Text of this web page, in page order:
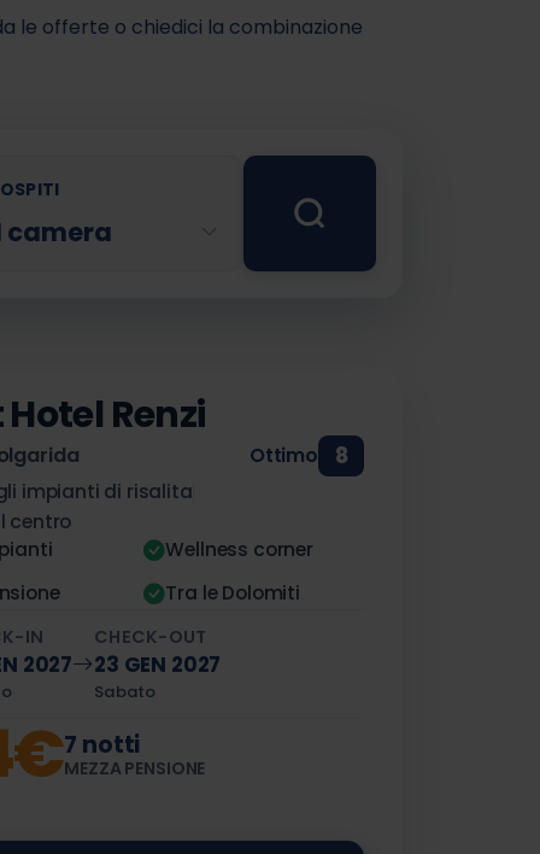
le offerte o chiedici la combinazione
camera
Renzi
Ottimo 8
impianti di risalita
centro
Wellness corner
Tra le Dolomiti
IN
2027
CHECK-OUT
23 GEN 2027
Sabato
7 notti
MEZZA PENSIONE